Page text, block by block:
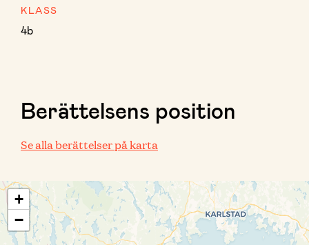
KLASS
4b
Berättelsens position
Se alla berättelser på karta
+
−